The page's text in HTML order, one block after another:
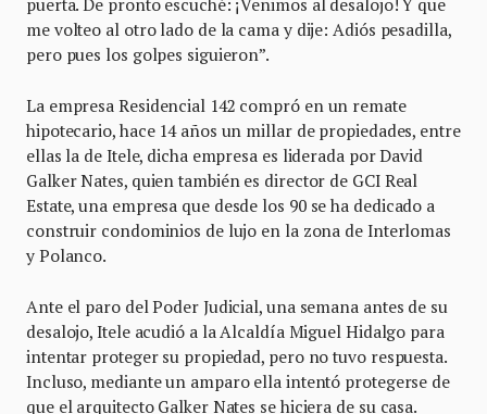
puerta. De pronto escuché: ¡Venimos al desalojo! Y que
me volteo al otro lado de la cama y dije: Adiós pesadilla,
pero pues los golpes siguieron”.
La empresa Residencial 142 compró en un remate
hipotecario, hace 14 años un millar de propiedades, entre
ellas la de Itele, dicha empresa es liderada por David
Galker Nates, quien también es director de GCI Real
Estate, una empresa que desde los 90 se ha dedicado a
construir condominios de lujo en la zona de Interlomas
y Polanco.
Ante el paro del Poder Judicial, una semana antes de su
desalojo, Itele acudió a la Alcaldía Miguel Hidalgo para
intentar proteger su propiedad, pero no tuvo respuesta.
Incluso, mediante un amparo ella intentó protegerse de
que el arquitecto Galker Nates se hiciera de su casa.